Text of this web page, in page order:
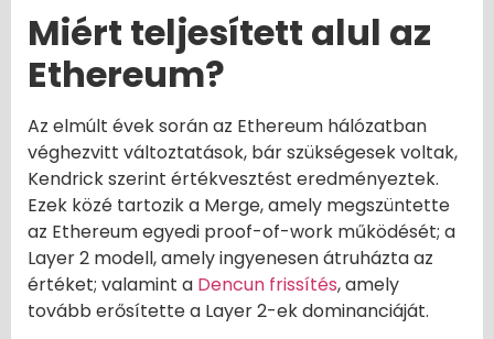
Miért teljesített alul az
Ethereum?
Az elmúlt évek során az Ethereum hálózatban
véghezvitt változtatások, bár szükségesek voltak,
Kendrick szerint értékvesztést eredményeztek.
Ezek közé tartozik a Merge, amely megszüntette
az Ethereum egyedi proof-of-work működését; a
Layer 2 modell, amely ingyenesen átruházta az
értéket; valamint a Dencun frissítés, amely
tovább erősítette a Layer 2-ek dominanciáját.